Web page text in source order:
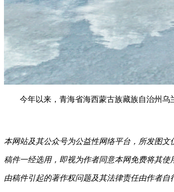
今年以来，青海省海西蒙古族藏族自治州乌
本网站及其公众号为公益性网络平台，所发图
稿件一经选用，即视为作者同意本网免费将其使
由稿件引起的著作权问题及其法律责任由作者自